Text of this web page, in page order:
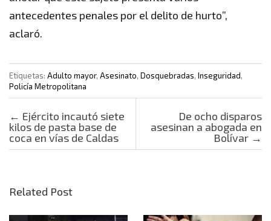
antecedentes penales por el delito de hurto”,
aclaró.
Etiquetas: Adulto mayor, Asesinato, Dosquebradas, Inseguridad,
Policía Metropolitana
Post navigation
← Ejército incautó siete
kilos de pasta base de
coca en vías de Caldas
De ocho disparos
asesinan a abogada en
Bolívar →
Related Post